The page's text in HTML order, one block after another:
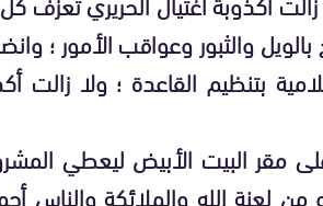
بالويل والثبور وعواقب الأمور ؛
بتنظيم القاعدة ؛ ولا زالت
مقر البيت الأبيض ليعطي
لعنة الله والملائكة والناس